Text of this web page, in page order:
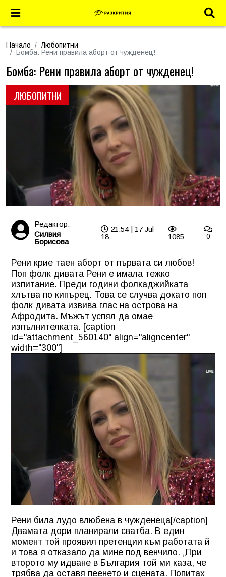
Начало
Любопитни
Бомба: Рени правила аборт от чужденец!
ЛЮБОПИТНИ
Бомба: Рени правила аборт от чужденец!
Редактор:
Силвия
Борисова
21:54 | 17 Jul
18
1085 0
Рени крие таен аборт от първата си любов!
Поп фолк дивата Рени е имала тежко
изпитание. Преди години фолкаджийката
хлътва по кипърец. Това се случва докато поп
фолк дивата извива глас на острова на
Афродита. Мъжът успял да омае
изпълнителката. [caption
id="attachment_560140" align="aligncenter"
width="300"]
Рени била лудо влюбена в чужденеца[/caption]
Двамата дори планирали сватба. В един
момент той проявил претенции към работата й
и това я отказало да мине под венчило. „При
второто му идване в България той ми каза, че
трябва да оставя пеенето и сцената. Попитах